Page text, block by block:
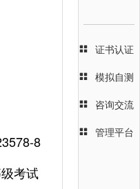
8
考试
证书认证
模拟自测
咨询交流
管理平台